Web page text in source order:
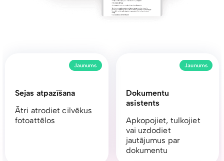
Dokumentu
asistents
Apkopojiet, tulkojiet
vai uzdodiet
jautājumus par
dokumentu
Jaunums
Sejas atpazīšana
Ātri atrodiet cilvēkus
fotoattēlos
Jaunums